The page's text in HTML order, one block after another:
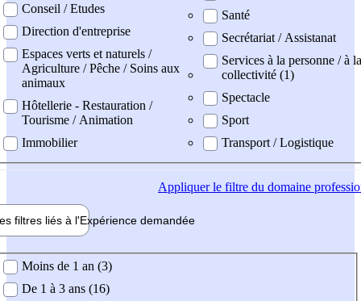
Conseil / Etudes
Direction d'entreprise
Espaces verts et naturels /
Agriculture / Pêche / Soins aux
animaux
Hôtellerie - Restauration /
Tourisme / Animation
Immobilier
Santé
Secrétariat / Assistanat
Services à la personne / à la
collectivité (1)
Spectacle
Sport
Transport / Logistique
Appliquerle filtre du domaine
filtres liés à l'Expérience demandée
demandée
Moins de 1 an (3)
De 1 à 3 ans (16)